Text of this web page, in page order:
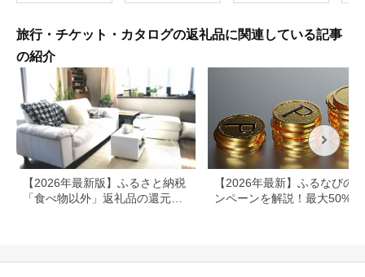
長野県 塩尻市
100〕
旅行・チケット・カタログの返礼品に関連している記事
の紹介
【2026年最新版】ふるさと納税
「食べ物以外」返礼品の還元率
【2026年最新】ふるなびの
ンペーンを解説！最大50%還